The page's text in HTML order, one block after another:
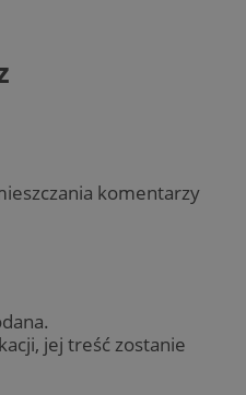
komentarzy
jej treść zostanie